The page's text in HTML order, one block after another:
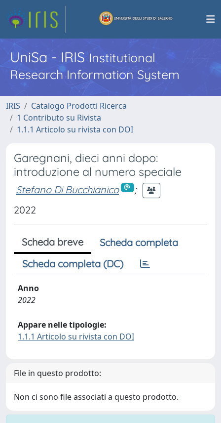
UniSa - IRISInstitutional
Research Information System
IRIS
Catalogo Prodotti Ricerca
1 Contributo su Rivista
1.1.1 Articolo su rivista con DOI
Garegnani, dieci anni dopo:
introduzione al numero speciale
Stefano Di Bucchianico
;
2022
Scheda breve
Scheda completa
Scheda completa (DC)
Anno
2022
Appare nelle tipologie:
1.1.1 Articolo su rivista con DOI
File in questo prodotto:
Non ci sono file associati a questo prodotto.